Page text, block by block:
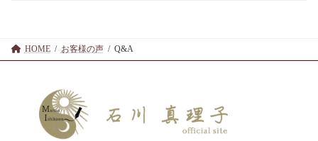
HOME お客様の声 Q&A